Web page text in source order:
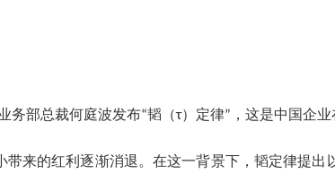
部总裁何庭波发布“韬（τ）定律”，这是中国企
来的红利逐渐消退。在这一背景下，韬定律提